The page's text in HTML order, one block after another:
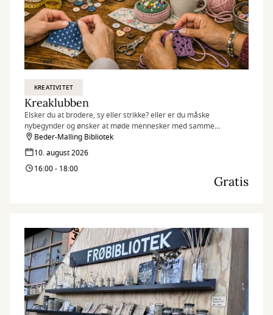
KREATIVITET
Kreaklubben
Elsker du at brodere, sy eller strikke? eller er du måske
nybegynder og ønsker at møde mennesker med samme
interesse?
Beder-Malling Bibliotek
10. august 2026
16:00 - 18:00
Gratis